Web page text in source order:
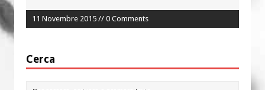
11 Novembre 2015 // 0 Comments
Cerca